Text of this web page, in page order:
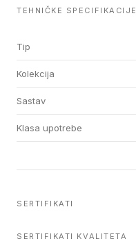
TEHNIČKE SPECIFIKACIJE
Tip
Kolekcija
Sastav
Klasa upotrebe
SERTIFIKATI
SERTIFIKATI KVALITETA